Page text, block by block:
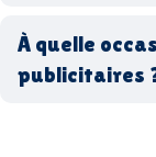
recyclés,
biodégradables
entreprise
À quelle
publicitaires